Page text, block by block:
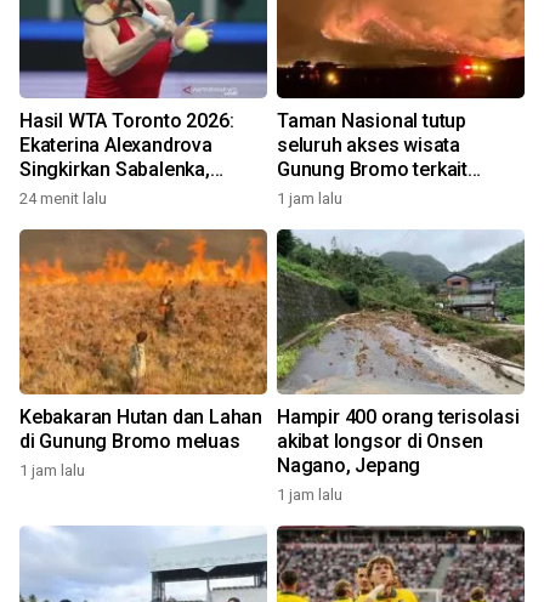
Hasil WTA Toronto 2026:
Ekaterina Alexandrova
Singkirkan Sabalenka,
Swiatek Segel Tiket
24 menit lalu
Taman Nasional tutup
seluruh akses wisata
Gunung Bromo terkait
kebakaran hutan dan lahan
1 jam lalu
Kebakaran Hutan dan Lahan
di Gunung Bromo meluas
1 jam lalu
Hampir 400 orang terisolasi
akibat longsor di Onsen
Nagano, Jepang
1 jam lalu